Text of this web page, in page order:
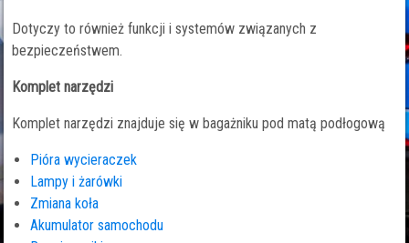
Dotyczy to również funkcji i systemów związanych z
bezpieczeństwem.
Komplet narzędzi
Komplet narzędzi znajduje się w bagażniku pod matą podłogową
Pióra wycieraczek
Lampy i żarówki
Zmiana koła
Akumulator samochodu